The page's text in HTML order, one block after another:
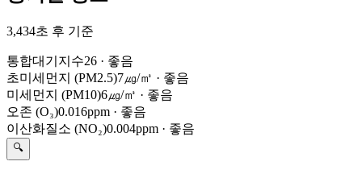
3,434초 후 기준
통합대기지수26 · 좋음
초미세먼지 (PM2.5)7㎍/㎥ · 좋음
미세먼지 (PM10)6㎍/㎥ · 좋음
오존 (O₃)0.016ppm · 좋음
이산화질소 (NO₂)0.004ppm · 좋음
🔍